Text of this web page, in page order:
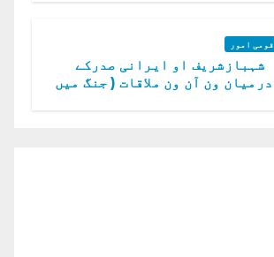
قومی امور
شہبازشریف او ایرانی صدرکے
درمیان ون آن ون ملاقات ( جنگ میں